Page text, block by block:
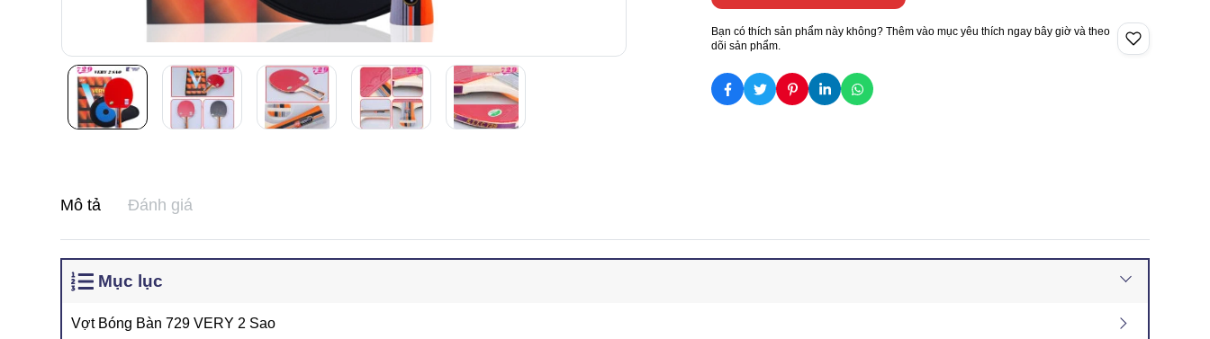
Bạn có thích sản phẩm này không? Thêm vào mục yêu thích ngay bây giờ và theo
dõi sản phẩm.
Mô tả Đánh giá
Mục lục
Vợt Bóng Bàn 729 VERY 2 Sao